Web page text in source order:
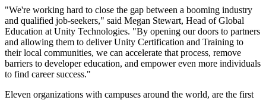
수익화
적합한 게임으로 플레이어 연결
Unity로 광고하세요
Unity로 수익화하세요
활용 부문
모바일 게임
새로운 기능
블로그
업데이트, 정보, 기술 팁
뉴스
교육 라이선스
교육 기관에 Unity 강력한 기능 도입
자격증
Unity 숙련도를 입증하세요
"We're working hard to close the gap between a booming industry
and qualified job-seekers," said Megan Stewart, Head of Global
Education at Unity Technologies. "By opening our doors to partners
and allowing them to deliver Unity Certification and Training to
their local communities, we can accelerate that process, remove
barriers to developer education, and empower even more individuals
to find career success."
Eleven organizations with campuses around the world, are the first